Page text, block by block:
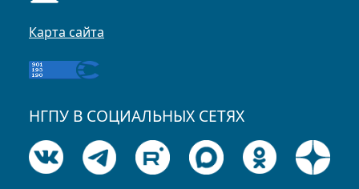
Карта сайта
НГПУ В СОЦИАЛЬНЫХ СЕТЯХ